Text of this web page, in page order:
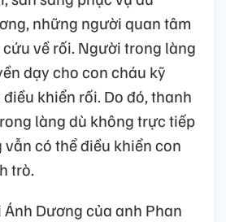
những người quan tâm
về rối. Người trong làng
dạy cho con cháu kỹ
khiển rối. Do đó, thanh
làng dù không trực tiếp
có thể điều khiển con
trò.
Dương của anh Phan